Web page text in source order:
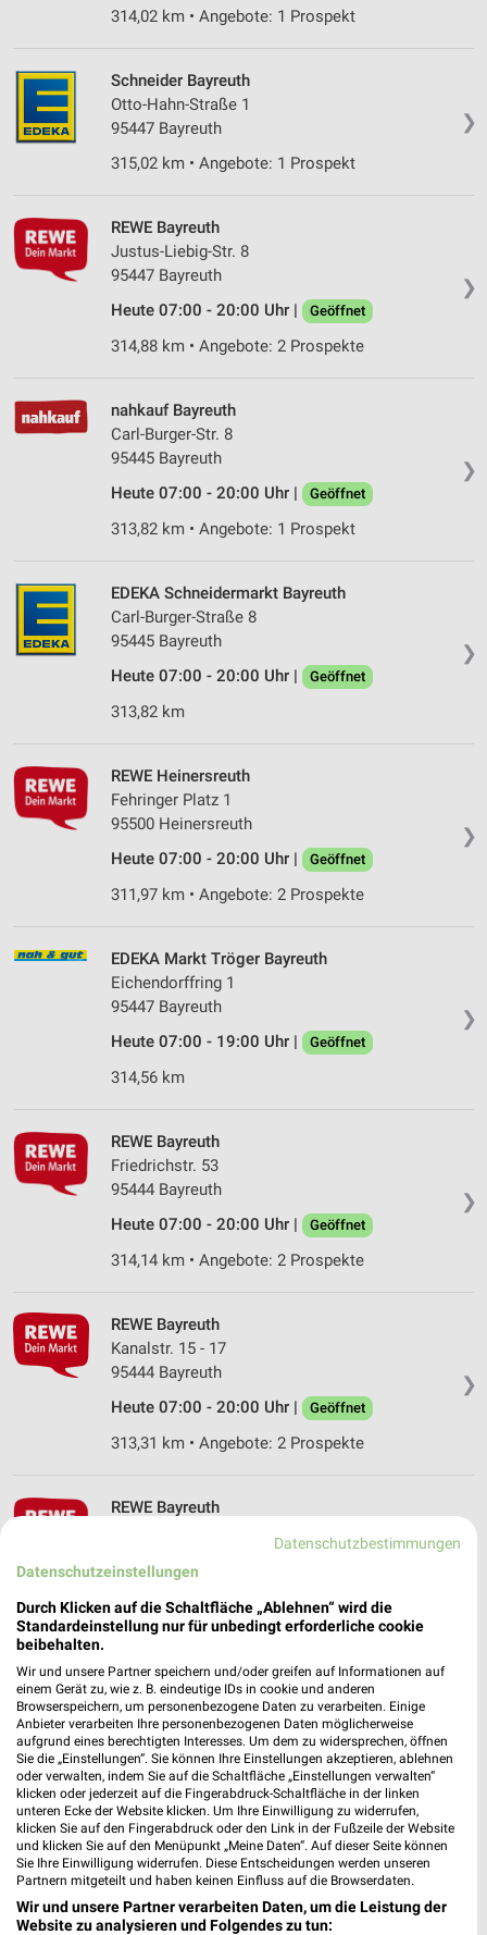
314,02 km • Angebote: 1 Prospekt
❯
Schneider Bayreuth
Otto-Hahn-Straße 1
95447 Bayreuth
315,02 km • Angebote: 1 Prospekt
❯
REWE Bayreuth
Justus-Liebig-Str. 8
95447 Bayreuth
Heute 07:00 - 20:00 Uhr |
Geöffnet
314,88 km • Angebote: 2 Prospekte
❯
nahkauf Bayreuth
Carl-Burger-Str. 8
95445 Bayreuth
Heute 07:00 - 20:00 Uhr |
Geöffnet
313,82 km • Angebote: 1 Prospekt
❯
EDEKA Schneidermarkt Bayreuth
Carl-Burger-Straße 8
95445 Bayreuth
Heute 07:00 - 20:00 Uhr |
Geöffnet
313,82 km
❯
REWE Heinersreuth
Fehringer Platz 1
95500 Heinersreuth
Heute 07:00 - 20:00 Uhr |
Geöffnet
311,97 km • Angebote: 2 Prospekte
❯
EDEKA Markt Tröger Bayreuth
Eichendorffring 1
95447 Bayreuth
Heute 07:00 - 19:00 Uhr |
Geöffnet
314,56 km
❯
REWE Bayreuth
Friedrichstr. 53
95444 Bayreuth
Heute 07:00 - 20:00 Uhr |
Geöffnet
314,14 km • Angebote: 2 Prospekte
❯
REWE Bayreuth
Kanalstr. 15 - 17
95444 Bayreuth
Heute 07:00 - 20:00 Uhr |
Geöffnet
313,31 km • Angebote: 2 Prospekte
REWE Bayreuth
312,75 km • Angebote: 2 Prospekte
nahkauf Bayreuth
Friedrich-Ebert-Str. 14
95448 Bayreuth
Heute 07:00 - 20:00 Uhr | Geöffnet
312,82 km • Angebote: 1 Prospekt
Schneider Bayreuth
Gravenreuther Straße 19
95445 Bayreuth
Datenschutzbestimmungen
Datenschutzeinstellungen
Durch Klicken auf die Schaltfläche „Ablehnen“ wird die
Standardeinstellung nur für unbedingt erforderliche cookie
beibehalten.
Wir und unsere Partner speichern und/oder greifen auf Informationen auf
einem Gerät zu, wie z. B. eindeutige IDs in cookie und anderen
Browserspeichern, um personenbezogene Daten zu verarbeiten. Einige
Anbieter verarbeiten Ihre personenbezogenen Daten möglicherweise
aufgrund eines berechtigten Interesses. Um dem zu widersprechen, öffnen
Sie die „Einstellungen“. Sie können Ihre Einstellungen akzeptieren, ablehnen
oder verwalten, indem Sie auf die Schaltfläche „Einstellungen verwalten“
klicken oder jederzeit auf die Fingerabdruck-Schaltfläche in der linken
unteren Ecke der Website klicken. Um Ihre Einwilligung zu widerrufen,
klicken Sie auf den Fingerabdruck oder den Link in der Fußzeile der Website
und klicken Sie auf den Menüpunkt „Meine Daten“. Auf dieser Seite können
Sie Ihre Einwilligung widerrufen. Diese Entscheidungen werden unseren
Partnern mitgeteilt und haben keinen Einfluss auf die Browserdaten.
Wir und unsere Partner verarbeiten Daten, um die Leistung der
Website zu analysieren und Folgendes zu tun: